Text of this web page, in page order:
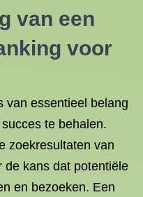
van een
voor
van essentieel belang
te behalen.
zoekresultaten van
de kans dat potentiële
en bezoeken. Een